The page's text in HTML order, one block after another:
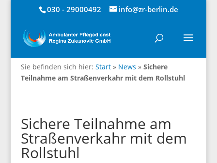
030 - 29000492 info@zr-berlin.de
Sie befinden sich hier: Start» News » Sichere
Teilnahme am Straßenverkahr mit dem Rollstuhl
Sichere Teilnahme am
Straßenverkahr mit dem
Rollstuhl